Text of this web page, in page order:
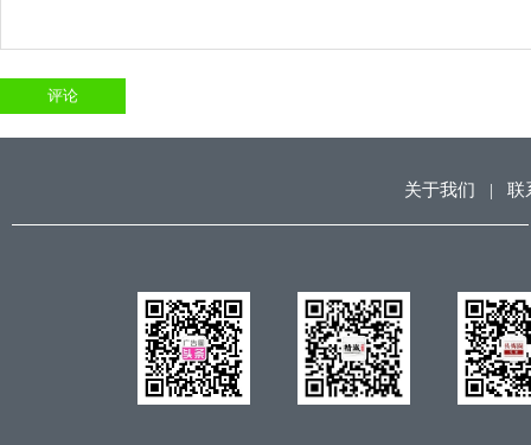
关于我们 | 联